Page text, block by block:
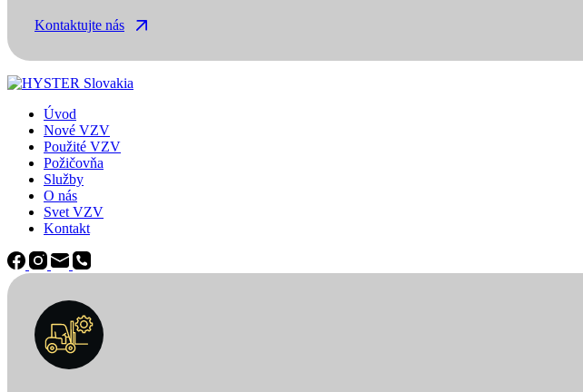
Kontaktujte nás
Úvod
Nové VZV
Použité VZV
Požičovňa
Služby
O nás
Svet VZV
Kontakt